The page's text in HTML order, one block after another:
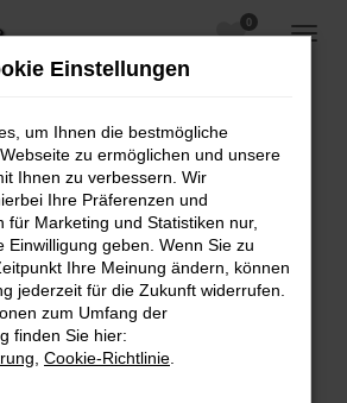
0
Error
Fehler aufgetreten.
Tipps, die dir helfen können:
Firewall und deine
Webseiten, zum Beispiel deine
Einstellungen
um Ihnen die bestmögliche
zu ermöglichen und unsere
Ihnen zu verbessern. Wir
Ihre Präferenzen und
für Marketing und Statistiken nur,
Einwilligung geben. Wenn Sie zu
Ihre Meinung ändern, können
jederzeit für die Zukunft widerrufen.
zum Umfang der
finden Sie hier:
Cookie-Richtlinie